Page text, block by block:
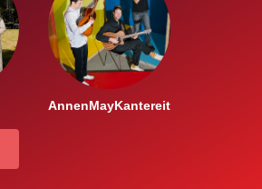
AnnenMayKantereit